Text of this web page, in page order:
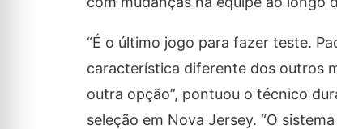
“É o último jogo para fazer teste.
característica diferente dos outros
outra opção”, pontuou o técnico
seleção em Nova Jersey. “O